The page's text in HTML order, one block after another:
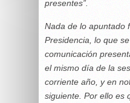
presentes”.
Nada de lo apuntado
Presidencia, lo que
comunicación
el mismo día de la
corriente año, y en
siguiente. Por ello es